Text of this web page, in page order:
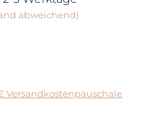
abweichend)
Versandkostenpauschale